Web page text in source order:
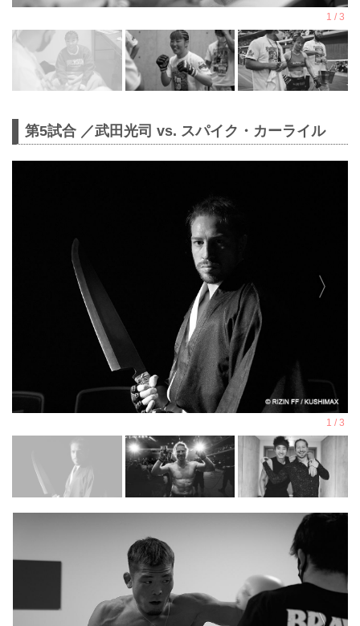
第5試合 ／武田光司 vs. スパイク・カーライル